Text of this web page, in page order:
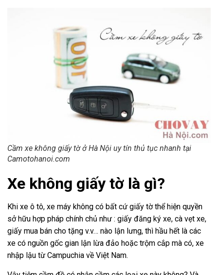
Cầm xe không giấy tờ ở Hà Nội uy tín thủ tục nhanh tại
Camotohanoi.com
Xe không giấy tờ là gì?
Khi xe ô tô, xe máy không có bất cứ giấy tờ thể hiện quyền
sở hữu hợp pháp chính chủ như : giấy đăng ký xe, cà vẹt xe,
giấy mua bán cho tặng v.v… nào lận lưng, thì hầu hết là các
xe có nguồn gốc gian lận lừa đảo hoặc trộm cắp mà có, xe
nhập lậu từ Campuchia về Việt Nam.